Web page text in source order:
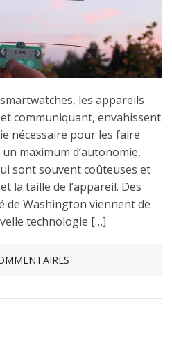
les appareils
communiquant, envahissent
nécessaire pour les faire
maximum d’autonomie,
sont souvent coûteuses et
la taille de l’appareil. Des
de Washington viennent de
technologie […]